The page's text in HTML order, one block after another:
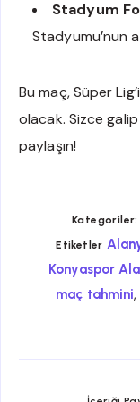
Stadyum
Stadyumu’nun
Bu maç, Süper
olacak. Sizce galip
paylaşın!
Kategoriler:
Etiketler
Konyaspor
maç tahmini,